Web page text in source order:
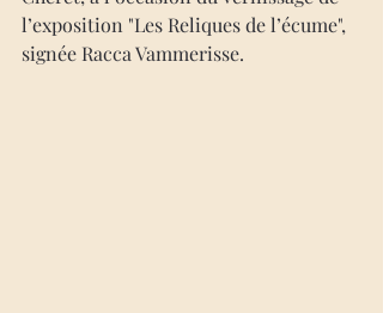
l’exposition "Les Reliques de l’écume",
signée Racca Vammerisse.